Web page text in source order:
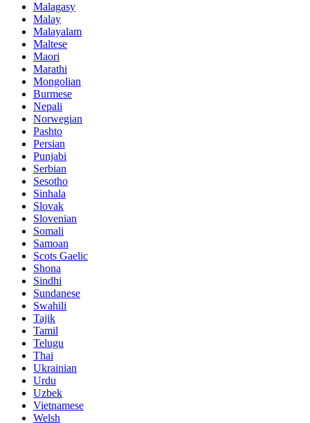
Malagasy
Malay
Malayalam
Maltese
Maori
Marathi
Mongolian
Burmese
Nepali
Norwegian
Pashto
Persian
Punjabi
Serbian
Sesotho
Sinhala
Slovak
Slovenian
Somali
Samoan
Scots Gaelic
Shona
Sindhi
Sundanese
Swahili
Tajik
Tamil
Telugu
Thai
Ukrainian
Urdu
Uzbek
Vietnamese
Welsh